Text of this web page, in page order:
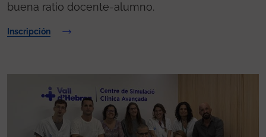
buena ratio docente-alumno.
Inscripción